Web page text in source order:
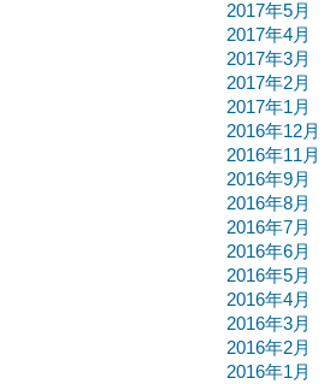
2017年5月
2017年4月
2017年3月
2017年2月
2017年1月
2016年12月
2016年11月
2016年9月
2016年8月
2016年7月
2016年6月
2016年5月
2016年4月
2016年3月
2016年2月
2016年1月